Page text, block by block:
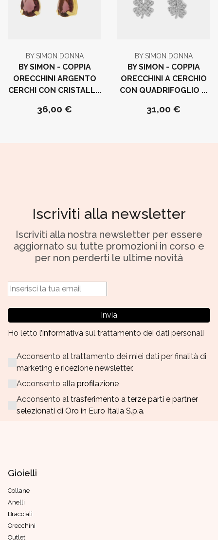
BY SIMON DONNA
BY SIMON - COPPIA
ORECCHINI ARGENTO
CERCHI CON CRISTALL...
36,00 €
BY SIMON DONNA
BY SIMON - COPPIA
ORECCHINI A CERCHIO
CON QUADRIFOGLIO ...
31,00 €
Iscriviti alla newsletter
Iscriviti alla nostra newsletter per essere
aggiornato su tutte promozioni in corso e
per non perderti le ultime novità
Invia
Ho letto l’informativa sul trattamento dei dati personali
Acconsento al trattamento dei miei dati per finalità di
marketing e ricezione newsletter.
Acconsento alla profilazione
Acconsento al trasferimento a terze parti e partner
selezionati di Oro in Euro Italia S.p.a.
Gioielli
Collane
Anelli
Bracciali
Orecchini
Outlet